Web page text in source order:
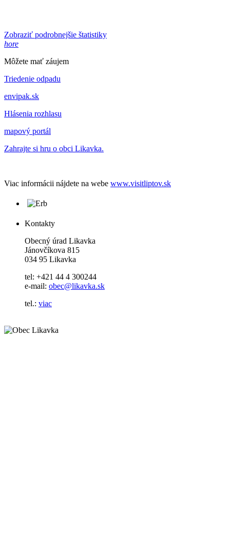
Zobraziť podrobnejšie štatistiky
hore
Môžete mať záujem
Triedenie odpadu
envipak.sk
Hlásenia rozhlasu
mapový portál
Zahrajte si hru o obci Likavka.
Viac informácii nájdete na webe www.visitliptov.sk
Kontakty
Obecný úrad Likavka
Jánovčíkova 815
034 95 Likavka
tel: +421 44 4 300244
e-mail: obec@likavka.sk
tel.: viac